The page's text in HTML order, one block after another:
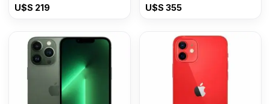
U$S 219 U$S 355